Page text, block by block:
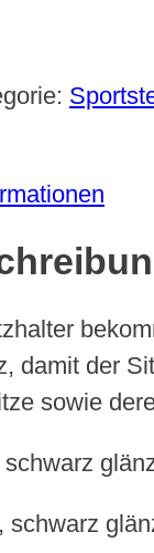
damit der
sowie
schwarz